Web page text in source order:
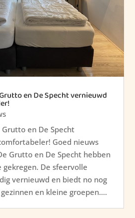
en De Specht vernieuwd
en De Specht
Goed nieuws
Grutto en De Specht hebben
De sfeervolle
vernieuwd en biedt no nog
en kleine groepen....